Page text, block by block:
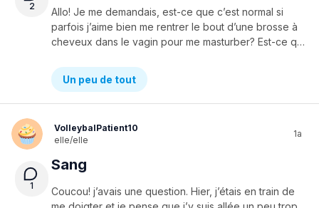
Allo! Je me demandais, est-ce que c’est normal si
parfois j’aime bien me rentrer le bout d’une brosse à
cheveux dans le vagin pour me masturber? Est-ce que je suis la seule à faire ça? Merci!
2
Un peu de tout
VolleybalPatient10
elle/elle
1a
Sang
Coucou! j’avais une question. Hier, j’étais en train de
1